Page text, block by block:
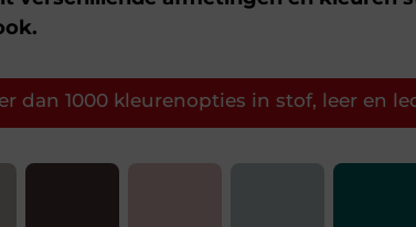
dan 1000 kleurenopties in stof, leer en